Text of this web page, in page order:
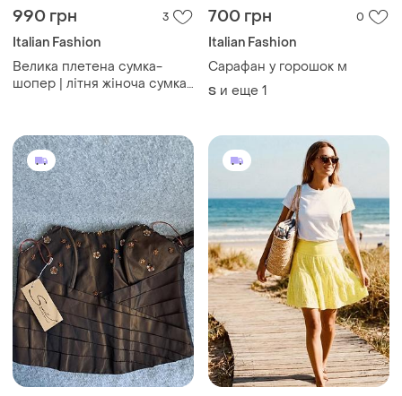
990 грн 3
Italian Fashion
Велика плетена сумка-
шопер | літня жіноча сумка |
700 грн 0
Italian Fashion
Сарафан у горошок м
S и еще 1